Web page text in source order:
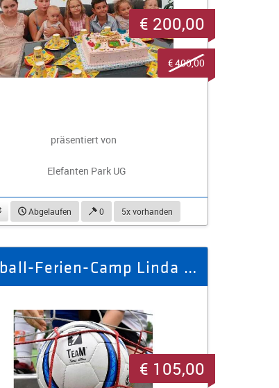
präsentiert von
Elefanten Park UG
beobachtenAbgelaufen 0 5x vorhanden
€ 200,00
€ 400,00
Fußball-Ferien-Camp Linda / Brand-Erbisdorf 07.04.26 - 10.04.26
€ 105,00